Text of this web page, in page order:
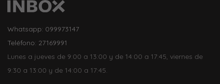
Whatsapp: 099973147
Teléfono: 27169991
Lunes a jueves de 9:00 a 13:00 y de 14:00 a 17:45, viernes de
9:30 a 13:00 y de 14:00 a 17:45.